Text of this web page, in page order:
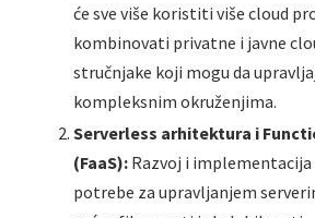
će sve više koristiti više cloud
kombinovati privatne i javne
stručnjake koji mogu da
kompleksnim okruženjima.
Serverless arhitektura i
(FaaS): Razvoj i
potrebe za upravljanjem